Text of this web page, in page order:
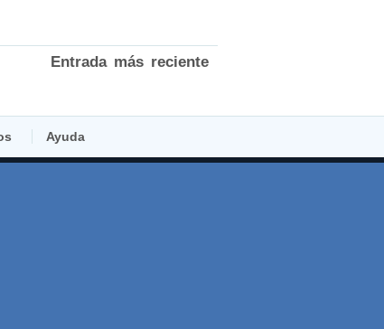
Entrada más reciente
Ayuda